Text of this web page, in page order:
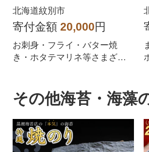
サイズ不揃い ★
北海道紋別市
寄付金額 20,000円
お刺身・フライ・バター焼
き・ホタテマリネ等さまざま
年貝)を放流してから4年間流氷
や水温の低い荒波の中で逞し
く育つ為、養殖とは、まった
く違い旨味が凝縮されており
食感も良いと言われておりま
その他海苔・海藻